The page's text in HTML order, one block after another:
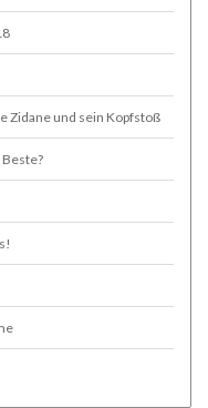
Zidane und sein Kopfstoß